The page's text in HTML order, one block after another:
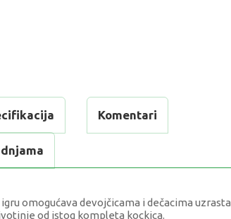
Komentari
omogućava devojčicama i dečacima
od istog kompleta kockica.